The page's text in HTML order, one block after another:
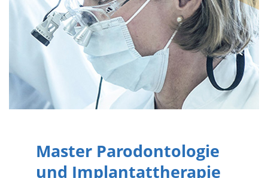
Master Parodontologie
und Implantattherapie